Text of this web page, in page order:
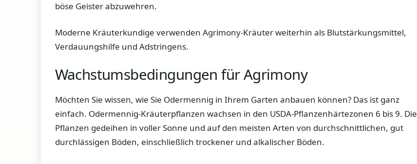
böse Geister abzuwehren.
Moderne Kräuterkundige verwenden Agrimony-Kräuter weiterhin als Blutstärkungsmittel,
Verdauungshilfe und Adstringens.
Wachstumsbedingungen für Agrimony
Möchten Sie wissen, wie Sie Odermennig in Ihrem Garten anbauen können? Das ist ganz
einfach. Odermennig-Kräuterpflanzen wachsen in den USDA-Pflanzenhärtezonen 6 bis 9. Die
Pflanzen gedeihen in voller Sonne und auf den meisten Arten von durchschnittlichen, gut
durchlässigen Böden, einschließlich trockener und alkalischer Böden.